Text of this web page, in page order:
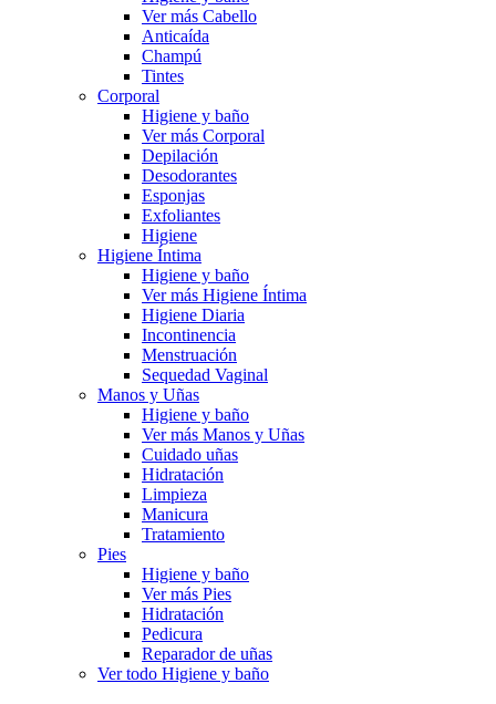
Ver más Cabello
Anticaída
Champú
Tintes
Corporal
Higiene y baño
Ver más Corporal
Depilación
Desodorantes
Esponjas
Exfoliantes
Higiene
Higiene Íntima
Higiene y baño
Ver más Higiene Íntima
Higiene Diaria
Incontinencia
Menstruación
Sequedad Vaginal
Manos y Uñas
Higiene y baño
Ver más Manos y Uñas
Cuidado uñas
Hidratación
Limpieza
Manicura
Tratamiento
Pies
Higiene y baño
Ver más Pies
Hidratación
Pedicura
Reparador de uñas
Ver todo Higiene y baño